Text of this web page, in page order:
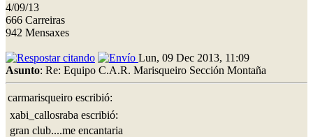
4/09/13
666 Carreiras
942 Mensaxes
Lun, 09 Dec 2013, 11:09
Asunto: Re: Equipo C.A.R. Marisqueiro Sección Montaña
carmarisqueiro escribió:
xabi_callosraba escribió:
gran club....me encantaria